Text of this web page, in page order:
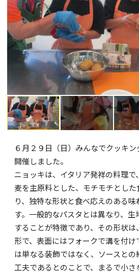
６月２９日（日）みんなでクッキ
開催しました。
ニョッキは、イタリア発祥の料理
麦を主原料とした、モチモチとし
り、独特な形状と食べ応えのある
す。一般的なパスタとは異なり、
することが特徴であり、その形状
形で、表面にはフォークで溝を付
は単なる装飾ではなく、ソースと
工夫であるとのことで、まるで小さ